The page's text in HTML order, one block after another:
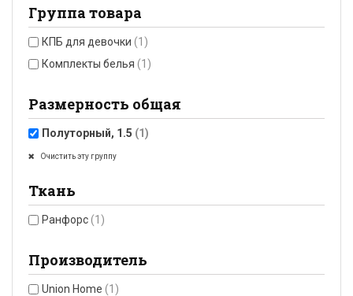
Группа товара
КПБ для девочки (1)
Комплекты белья (1)
Размерность общая
Полуторный, 1.5 (1)
Очистить эту группу
Ткань
Ранфорс(1)
Производитель
Union Home (1)